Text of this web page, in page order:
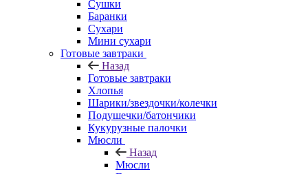
Сушки
Баранки
Сухари
Мини сухари
Готовые завтраки
Назад
Готовые завтраки
Хлопья
Шарики/звездочки/колечки
Подушечки/батончики
Кукурузные палочки
Мюсли
Назад
Мюсли